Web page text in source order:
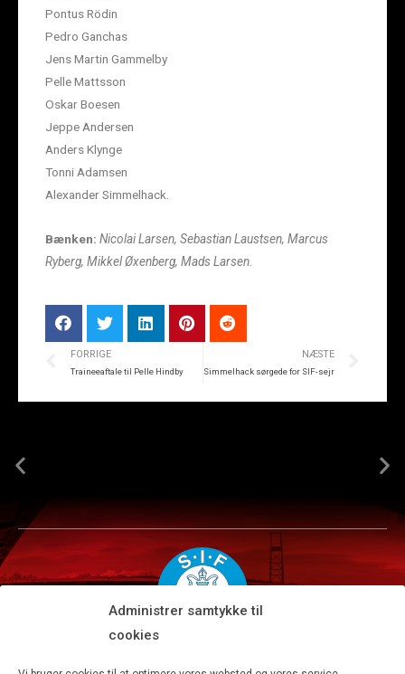
Administrer samtykke til
cookies
Pontus Rödin
Pedro Ganchas
Jens Martin Gammelby
Pelle Mattsson
Oskar Boesen
Jeppe Andersen
Anders Klynge
Tonni Adamsen
Alexander Simmelhack.
Bænken: Nicolai Larsen, Sebastian Laustsen, Marcus
Ryberg, Mikkel Øxenberg, Mads Larsen.
FORRIGE
Traineeaftale til Pelle Hindby
NÆSTE
Simmelhack sørgede for SIF-sejr